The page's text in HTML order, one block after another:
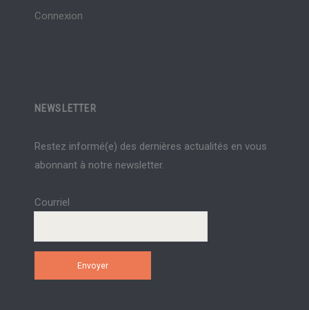
Connexion
NEWSLETTER
Restez informé(e) des dernières actualités en vous
abonnant à notre newsletter.
Courriel